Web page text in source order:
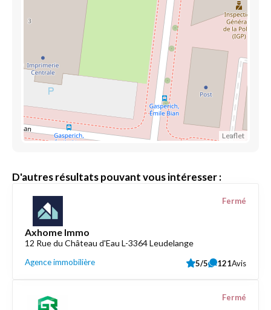
Leaflet
D'autres résultats pouvant vous intéresser :
Axhome Immo
12 Rue du Château d'Eau L-3364 Leudelange
Agence immobilière
Fermé
5/5 121Avis
Fermé